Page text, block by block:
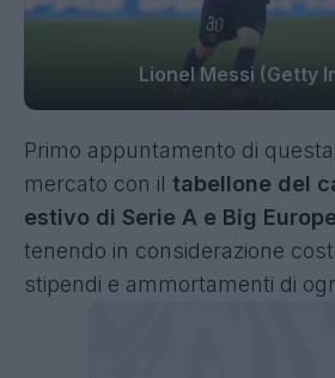
Lionel Messi (Getty
Primo appuntamento di
mercato con il tabellone del
estivo di Serie A e Big
tenendo in considerazione
stipendi e ammortamenti di